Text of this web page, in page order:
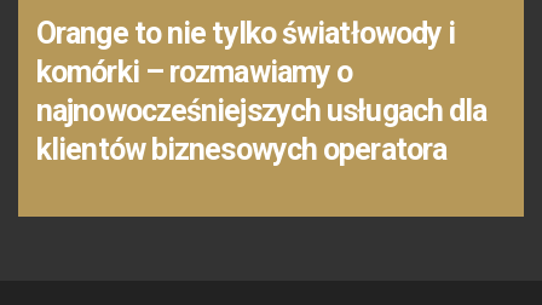
Orange to nie tylko światłowody i
komórki – rozmawiamy o
najnowocześniejszych usługach dla
klientów biznesowych operatora